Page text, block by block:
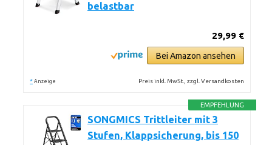
belastbar
29,99 €
Bei Amazon ansehen
* Anzeige Preis inkl. MwSt., zzgl. Versandkosten
EMPFEHLUNG
SONGMICS Trittleiter mit 3
Stufen, Klappsicherung, bis 150